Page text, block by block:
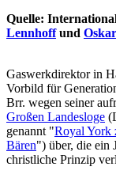
Quelle:
Lennhoffund
Gaswerkdirektor in
Vorbild für
Brr. wegen seiner
Großen Landesloge
genannt "Royal York
Bären") über, die ein
christliche Prinzip